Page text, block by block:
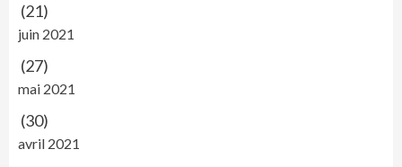
(21)
juin 2021
(27)
mai 2021
(30)
avril 2021